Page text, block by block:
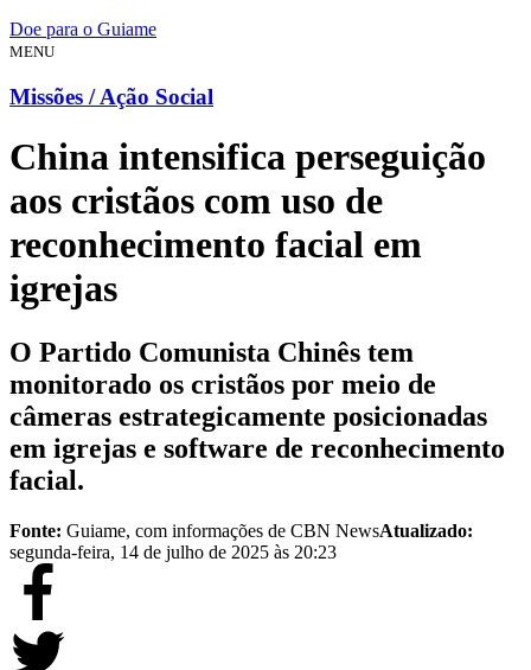
Doe para o Guiame
MENU
Missões / Ação Social
China intensifica perseguição
aos cristãos com uso de
reconhecimento facial em
igrejas
O Partido Comunista Chinês tem
monitorado os cristãos por meio de
câmeras estrategicamente posicionadas
em igrejas e software de reconhecimento
facial.
Fonte: Guiame, com informações de CBN NewsAtualizado:
segunda-feira, 14 de julho de 2025 às 20:23